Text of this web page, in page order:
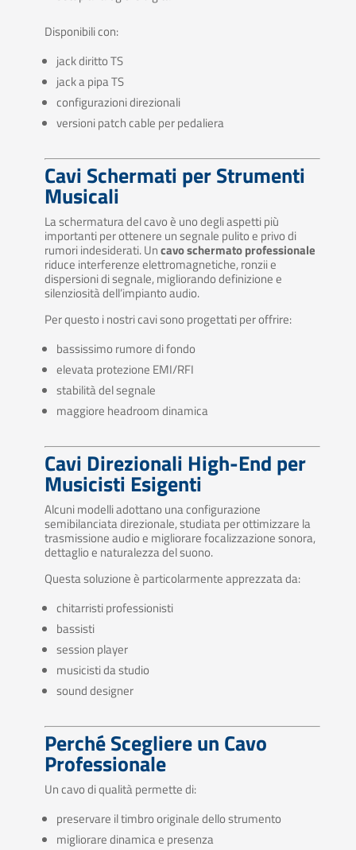
Disponibili con:
jack diritto TS
jack a pipa TS
configurazioni direzionali
versioni patch cable per pedaliera
Cavi Schermati per Strumenti
Musicali
La schermatura del cavo è uno degli aspetti più
importanti per ottenere un segnale pulito e privo di
rumori indesiderati. Uncavo schermato professionale
riduce interferenze elettromagnetiche, ronzii e
dispersioni di segnale, migliorando definizione e
silenziosità dell’impianto audio.
Per questo i nostri cavi sono progettati per offrire:
bassissimo rumore di fondo
elevata protezione EMI/RFI
stabilità del segnale
maggiore headroom dinamica
Cavi Direzionali High-End per
Musicisti Esigenti
Alcuni modelli adottano una configurazione
semibilanciata direzionale, studiata per ottimizzare la
trasmissione audio e migliorare focalizzazione sonora,
dettaglio e naturalezza del suono.
Questa soluzione è particolarmente apprezzata da:
chitarristi professionisti
bassisti
session player
musicisti da studio
sound designer
Perché Scegliere un Cavo
Professionale
Un cavo di qualità permette di:
preservare il timbro originale dello strumento
migliorare dinamica e presenza